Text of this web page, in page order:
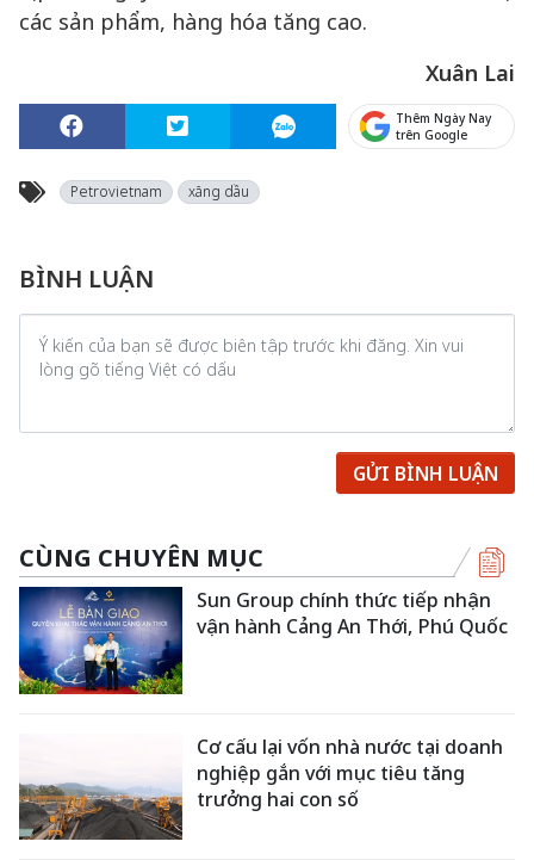
các sản phẩm, hàng hóa tăng cao.
Xuân Lai
Thêm Ngày Nay
trên Google
Petrovietnam xăng dầu
BÌNH LUẬN
GỬI BÌNH LUẬN
CÙNG CHUYÊN MỤC
Sun Group chính thức tiếp nhận
vận hành Cảng An Thới, Phú Quốc
Cơ cấu lại vốn nhà nước tại doanh
nghiệp gắn với mục tiêu tăng
trưởng hai con số